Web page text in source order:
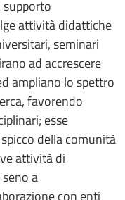
attività didattiche
seminari
ad accrescere
ampliano lo spettro
favorendo
esse
della comunità
attività di
a
con enti